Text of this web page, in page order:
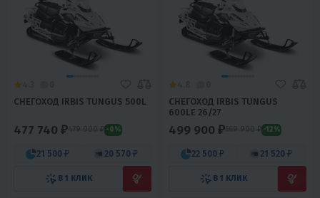
СНЕГОХОД IRBIS TUNGUS 500L
477 740 ₽479 000 ₽ -0%
21 500 ₽ 20 570 ₽
В 1 КЛИК
СНЕГОХОД IRBIS TUNGUS
600LE 26/27
499 900 ₽569 900 ₽ -12%
22 500 ₽ 21 520 ₽
В 1 КЛИК